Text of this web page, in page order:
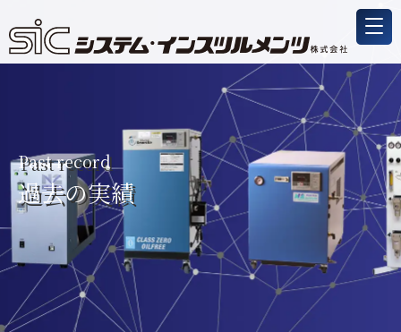
Past record
過去の実績